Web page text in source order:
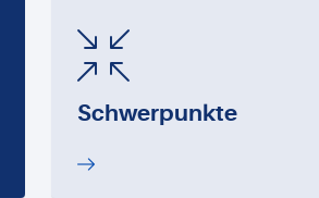
Schwerpunkte